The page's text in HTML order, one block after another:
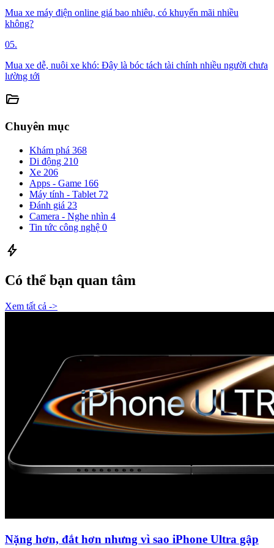
Mua xe máy điện online giá bao nhiêu, có khuyến mãi nhiều
không?
05.
Mua xe dễ, nuôi xe khó: Đây là bóc tách tài chính nhiều người chưa
lường tới
folder_open
Chuyên mục
Khám phá 368
Di động 210
Xe 206
Apps - Game 166
Máy tính - Tablet 72
Đánh giá 23
Camera - Nghe nhìn 4
Tin tức công nghệ 0
bolt
Có thể bạn quan tâm
Xem tất cả ->
Nặng hơn, đắt hơn nhưng vì sao iPhone Ultra gập